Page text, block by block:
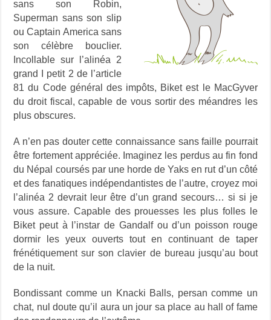
sans son Robin,
Superman sans son slip
ou Captain America sans
son célèbre bouclier.
Incollable sur l’alinéa 2
grand I petit 2 de l’article
81 du Code général des impôts, Biket est le MacGyver
du droit fiscal, capable de vous sortir des méandres les
plus obscures.
A n’en pas douter cette connaissance sans faille pourrait
être fortement appréciée. Imaginez les perdus au fin fond
du Népal coursés par une horde de Yaks en rut d’un côté
et des fanatiques indépendantistes de l’autre, croyez moi
l’alinéa 2 devrait leur être d’un grand secours… si si je
vous assure. Capable des prouesses les plus folles le
Biket peut à l’instar de Gandalf ou d’un poisson rouge
dormir les yeux ouverts tout en continuant de taper
frénétiquement sur son clavier de bureau jusqu’au bout
de la nuit.
Bondissant comme un Knacki Balls, persan comme un
chat, nul doute qu’il aura un jour sa place au hall of fame